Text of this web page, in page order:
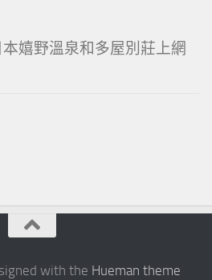
本嬉野溫泉和多屋別莊上網
with the Hueman theme